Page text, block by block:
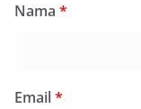
Nama *
Email*